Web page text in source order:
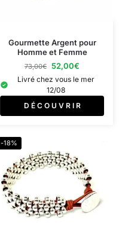
Gourmette Argent pour
Homme et Femme
73,00€ 52,00€
Livré chez vous le mer
12/08
D É C O U V R I R
-18%